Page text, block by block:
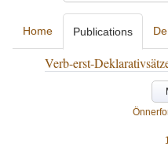
Home Publications
Verb-erst-